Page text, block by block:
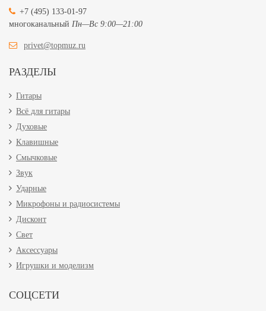
+7 (495) 133-01-97
многоканальный Пн—Вс 9:00—21:00
privet@topmuz.ru
РАЗДЕЛЫ
Гитары
Всё для гитары
Духовые
Клавишные
Смычковые
Звук
Ударные
Микрофоны и радиосистемы
Дисконт
Свет
Аксессуары
Игрушки и моделизм
СОЦСЕТИ